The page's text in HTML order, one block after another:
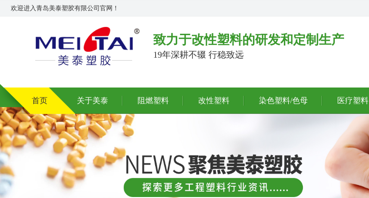
欢迎进入青岛美泰塑胶有限公司官网！
致力于改性塑料的研发和定制生产
19年深耕不辍 行稳致远
首页 关于美泰 阻燃塑料 改性塑料 染色塑料/色母 医疗塑料